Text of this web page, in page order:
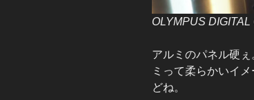
OLYMPUS
アルミのパネル硬
ミって柔らかいイ
どね。